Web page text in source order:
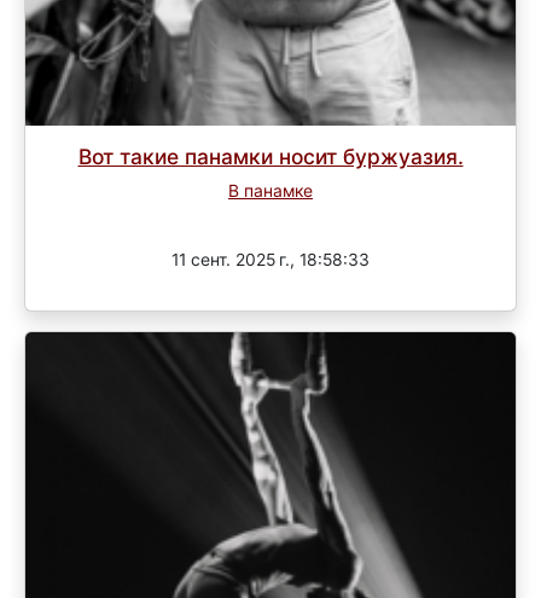
Вот такие панамки носит буржуазия.
В панамке
11 сент. 2025 г., 18:58:33